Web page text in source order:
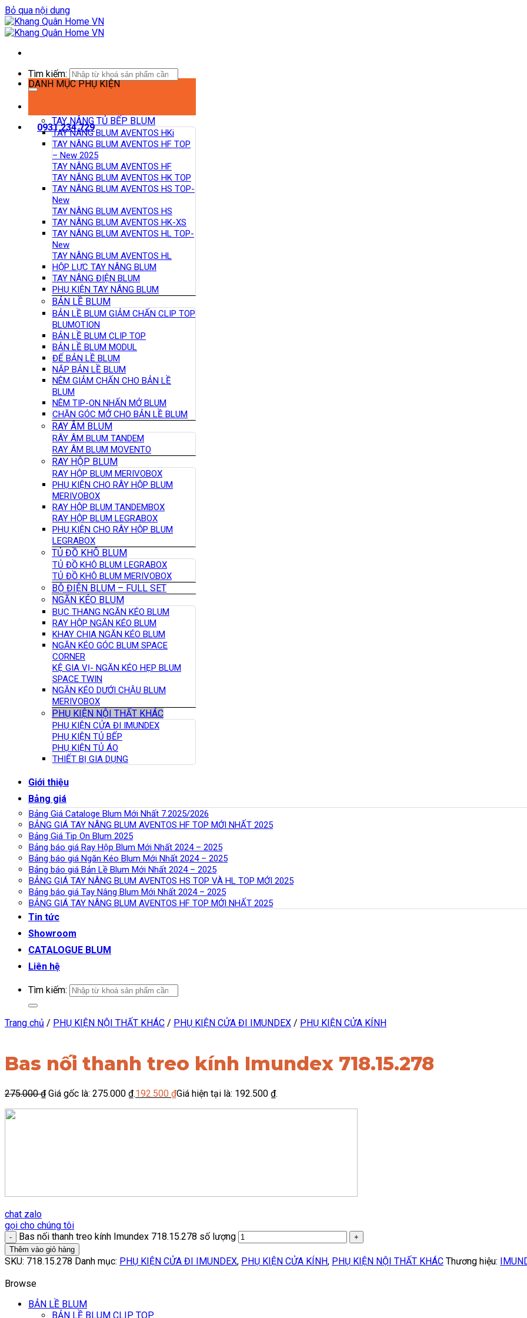
Bỏ qua nội dung
Tìm kiếm:
0931.234.729
DANH MỤC PHỤ KIỆN
TAY NÂNG TỦ BẾP BLUM
TAY NÂNG BLUM AVENTOS HKi
TAY NÂNG BLUM AVENTOS HF TOP
– New 2025
TAY NÂNG BLUM AVENTOS HF
TAY NÂNG BLUM AVENTOS HK TOP
TAY NÂNG BLUM AVENTOS HS TOP-
New
TAY NÂNG BLUM AVENTOS HS
TAY NÂNG BLUM AVENTOS HK-XS
TAY NÂNG BLUM AVENTOS HL TOP-
New
TAY NÂNG BLUM AVENTOS HL
HỘP LỰC TAY NÂNG BLUM
TAY NÂNG ĐIỆN BLUM
PHỤ KIỆN TAY NÂNG BLUM
BẢN LỀ BLUM
BẢN LỀ BLUM GIẢM CHẤN CLIP TOP
BLUMOTION
BẢN LỀ BLUM CLIP TOP
BẢN LỀ BLUM MODUL
ĐẾ BẢN LỀ BLUM
NẮP BẢN LỀ BLUM
NÊM GIẢM CHẤN CHO BẢN LỀ
BLUM
NÊM TIP-ON NHẤN MỞ BLUM
CHẶN GÓC MỞ CHO BẢN LỀ BLUM
RAY ÂM BLUM
RÂY ÂM BLUM TANDEM
RAY ÂM BLUM MOVENTO
RAY HỘP BLUM
RAY HỘP BLUM MERIVOBOX
PHỤ KIỆN CHO RÂY HỘP BLUM
MERIVOBOX
RAY HỘP BLUM TANDEMBOX
RAY HỘP BLUM LEGRABOX
PHỤ KIỆN CHO RÂY HỘP BLUM
LEGRABOX
TỦ ĐỒ KHÔ BLUM
TỦ ĐỒ KHÔ BLUM LEGRABOX
TỦ ĐỒ KHÔ BLUM MERIVOBOX
BỘ ĐIỆN BLUM – FULL SET
NGĂN KÉO BLUM
BỤC THANG NGĂN KÉO BLUM
RAY HỘP NGĂN KÉO BLUM
KHAY CHIA NGĂN KÉO BLUM
NGĂN KÉO GÓC BLUM SPACE
CORNER
KỆ GIA VỊ- NGĂN KÉO HẸP BLUM
SPACE TWIN
NGĂN KÉO DƯỚI CHẬU BLUM
MERIVOBOX
PHỤ KIỆN NỘI THẤT KHÁC
PHỤ KIỆN CỬA ĐI IMUNDEX
PHỤ KIỆN TỦ BẾP
PHỤ KIỆN TỦ ÁO
THIẾT BỊ GIA DỤNG
Giới thiệu
Bảng giá
Bảng Giá Cataloge Blum Mới Nhất 7.2025/2026
BẢNG GIÁ TAY NÂNG BLUM AVENTOS HF TOP MỚI NHẤT 2025
Bảng Giá Tip On Blum 2025
Bảng báo giá Ray Hộp Blum Mới Nhất 2024 – 2025
Bảng báo giá Ngăn Kéo Blum Mới Nhất 2024 – 2025
Bảng báo giá Bản Lề Blum Mới Nhất 2024 – 2025
BẢNG GIÁ TAY NÂNG BLUM AVENTOS HS TOP VÀ HL TOP MỚI 2025
Bảng báo giá Tay Nâng Blum Mới Nhất 2024 – 2025
BẢNG GIÁ TAY NÂNG BLUM AVENTOS HF TOP MỚI NHẤT 2025
Tin tức
Showroom
CATALOGUE BLUM
Liên hệ
Tìm kiếm:
Trang chủ / PHỤ KIỆN NỘI THẤT KHÁC / PHỤ KIỆN CỬA ĐI IMUNDEX / PHỤ KIỆN CỬA KÍNH
Bas nối thanh treo kính Imundex 718.15.278
275.000₫ Giá gốc là: 275.000 ₫.192.500 ₫Giá hiện tại là: 192.500 ₫.
chat zalo
gọi cho chúng tôi
Bas nối thanh treo kính Imundex 718.15.278 số lượng
Thêm vào giỏ hàng
SKU: 718.15.278 Danh mục: PHỤ KIỆN CỬA ĐI IMUNDEX, PHỤ KIỆN CỬA KÍNH, PHỤ KIỆN NỘI THẤT KHÁC Thương hiệu:
Browse
BẢN LỀ BLUM
BẢN LỀ BLUM CLIP TOP